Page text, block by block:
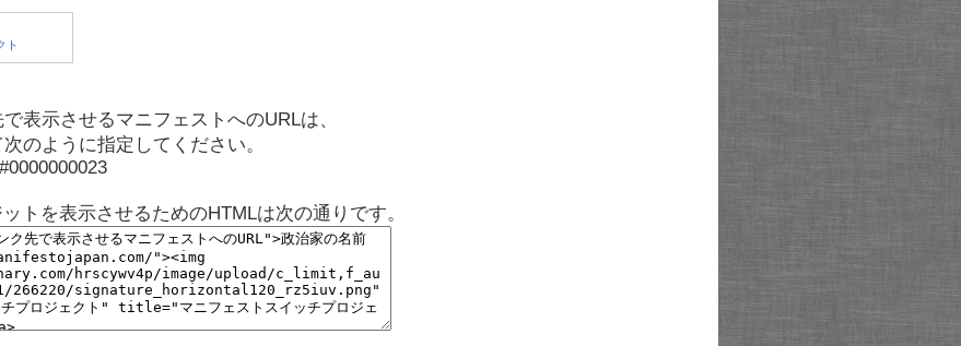
表示させるマニフェストへのURLは、
のように指定してください。
トを表示させるためのHTMLは次の通りです。